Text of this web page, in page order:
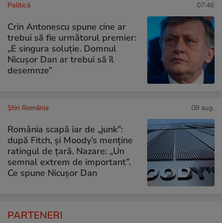
Politică 07:46
Crin Antonescu spune cine ar
trebui să fie următorul premier:
„E singura soluție. Domnul
Nicușor Dan ar trebui să îl
desemnze”
Știri România 08 aug.
România scapă iar de „junk”:
după Fitch, și Moody’s menține
ratingul de țară. Nazare: „Un
semnal extrem de important”.
Ce spune Nicușor Dan
PARTENERI